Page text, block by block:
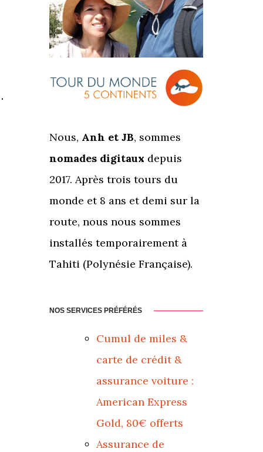
Nous, Anh et JB, sommes
nomades digitaux depuis
2017. Après trois tours du
monde et 8 ans et demi sur la
route, nous nous sommes
installés temporairement à
Tahiti (Polynésie Française).
NOS SERVICES PRÉFÉRÉS
Cumul de miles &
carte de crédit &
assurance voiture :
American Express
Gold, 80€ offerts
Assurance de